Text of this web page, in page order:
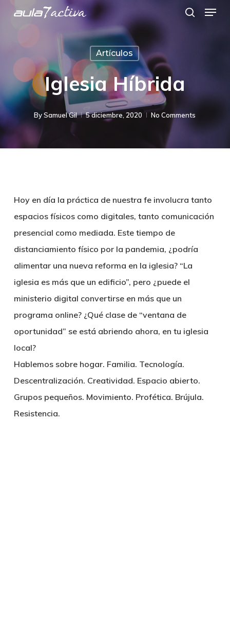
content
Menu
Artículos
Iglesia Híbrida
By Samuel Gil 5 diciembre, 2020 No Comments
Hoy en día la práctica de nuestra fe involucra tanto
espacios físicos como digitales, tanto comunicación
presencial como mediada. Este tiempo de
distanciamiento físico por la pandemia, ¿podría
alimentar una nueva reforma en la iglesia? “La
iglesia es más que un edificio”, pero ¿puede el
ministerio digital convertirse en más que un
programa online? ¿Qué clase de “ventana de
oportunidad” se está abriendo ahora, en tu iglesia
local?
Hablemos sobre hogar. Familia. Tecnología.
Descentralización. Creatividad. Espacio abierto.
Grupos pequeños. Movimiento. Profética. Brújula.
Resistencia.